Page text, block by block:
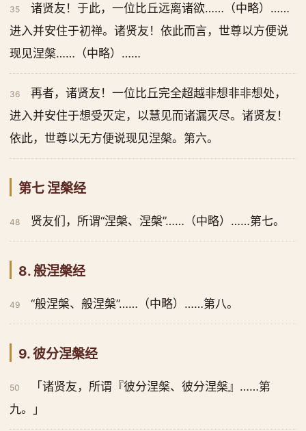
35
诸贤友！于此，一位比丘远离诸欲……（中略）……
进入并安住于初禅。诸贤友！依此而言，世尊以方便说
现见涅槃……（中略）……
36
再者，诸贤友！一位比丘完全超越非想非非想处，
进入并安住于想受灭定，以慧见而诸漏灭尽。诸贤友！
依此，世尊以无方便说现见涅槃。第六。
第七 涅槃经
48 贤友们，所谓“涅槃、涅槃”……（中略）……第七。
8. 般涅槃经
49 “般涅槃、般涅槃”……（中略）……第八。
9. 彼分涅槃经
50
「诸贤友，所谓『彼分涅槃、彼分涅槃』……第
九。」